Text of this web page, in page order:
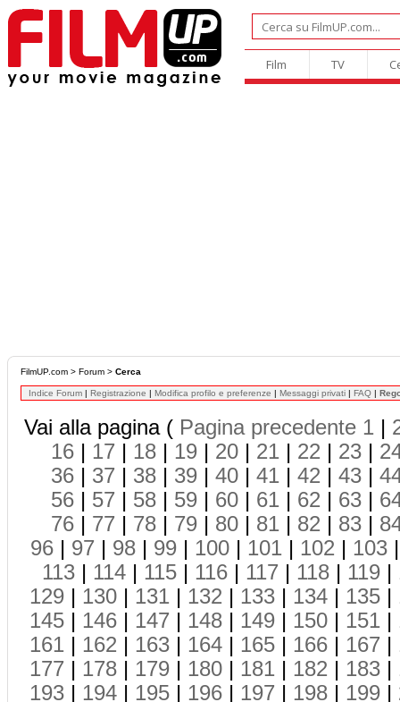
Film TV
FilmUP.com > Forum > Cerca
Indice Forum | Registrazione | Modifica profilo e preferenze | Messaggi privati | FAQ |
Vai alla pagina ( Pagina precedente 1 |
16 | 17 | 18 | 19 | 20 | 21 | 22 | 23 |
36 | 37 | 38 | 39 | 40 | 41 | 42 | 43 |
56 | 57 | 58 | 59 | 60 | 61 | 62 | 63 |
76 | 77 | 78 | 79 | 80 | 81 | 82 | 83 |
96 | 97 | 98 | 99 | 100 | 101 | 102 | 103
113 | 114 | 115 | 116 | 117 | 118 | 119 |
129 | 130 | 131 | 132 | 133 | 134 | 135 |
145 | 146 | 147 | 148 | 149 | 150 | 151 |
161 | 162 | 163 | 164 | 165 | 166 | 167 |
177 | 178 | 179 | 180 | 181 | 182 | 183 |
193 | 194 | 195 | 196 | 197 | 198 | 199 |